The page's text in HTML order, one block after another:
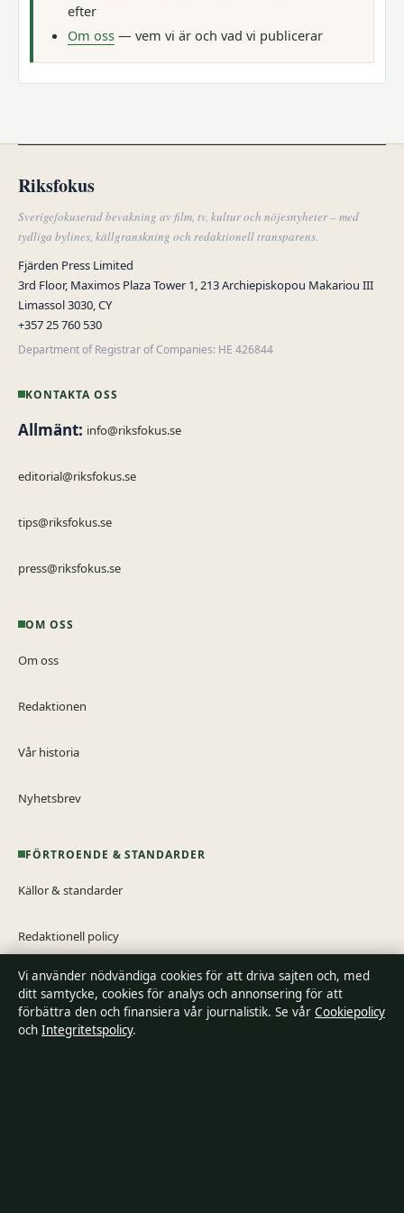
efter
Om oss — vem vi är och vad vi publicerar
Riksfokus
Sverigefokuserad bevakning av film, tv, kultur och nöjesnyheter – med
tydliga bylines, källgranskning och redaktionell transparens.
Fjärden Press Limited
3rd Floor, Maximos Plaza Tower 1, 213 Archiepiskopou Makariou III
Limassol 3030, CY
+357 25 760 530
Department of Registrar of Companies: HE 426844
KONTAKTA OSS
Allmänt: info@riksfokus.se
editorial@riksfokus.se
tips@riksfokus.se
press@riksfokus.se
OM OSS
Om oss
Redaktionen
Vår historia
Nyhetsbrev
FÖRTROENDE & STANDARDER
Källor & standarder
Redaktionell policy
Rättelsepolicy
Tillgänglighetsredogörelse
Vi använder nödvändiga cookies för att driva sajten och, med
ditt samtycke, cookies för analys och annonsering för att
förbättra den och finansiera vår journalistik. Se vår Cookiepolicy
och Integritetspolicy.